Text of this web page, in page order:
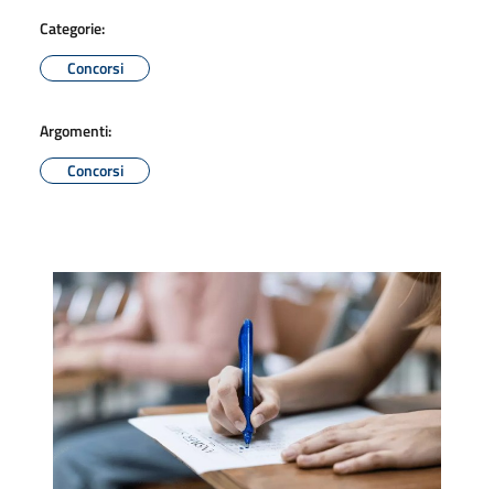
Categorie:
Concorsi
Argomenti:
Concorsi